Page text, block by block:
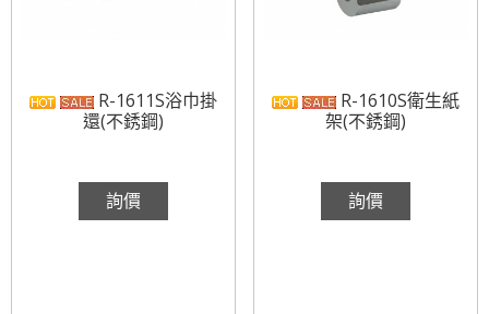
R-1611S浴巾掛
還(不銹鋼)
詢價
R-1610S衛生紙
架(不銹鋼)
詢價